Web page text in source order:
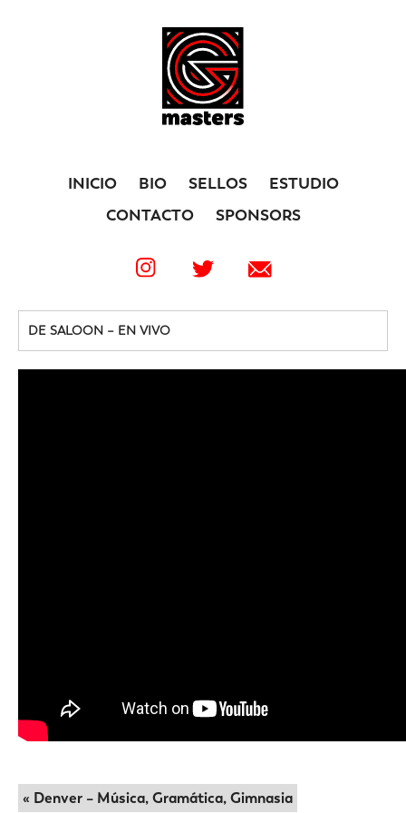
INICIO BIO SELLOS
ESTUDIO
CONTACTO
SPONSORS
DE SALOON – EN VIVO
« Denver – Música, Gramática, Gimnasia